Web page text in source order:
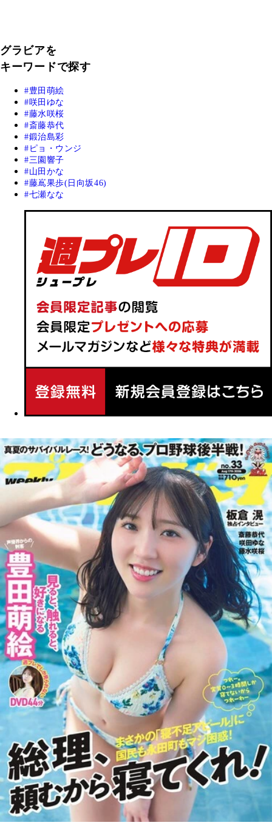
グラビアを
キーワードで探す
豊田萌絵
咲田ゆな
藤水咲桜
斎藤恭代
鍛治島彩
ピョ・ウンジ
三園響子
山田かな
藤嶌果歩(日向坂46)
七瀬なな